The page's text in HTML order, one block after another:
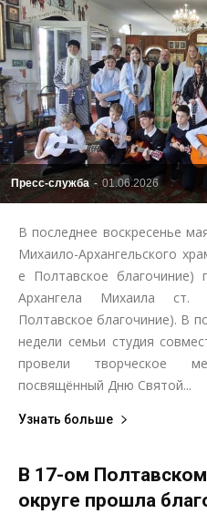
Пресс-служба - 01.06.2026
В последнее воскресенье
Михаило-Архангельского
е Полтавское
Архангела Михаила ст.
Полтавское благочиние). В
недели семьи студия
провели творческое
посвящённый Дню Святой...
Узнать больше
В 17-ом
округе прошла